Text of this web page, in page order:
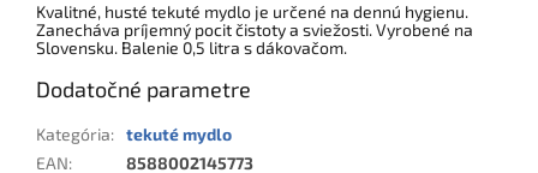
Kvalitné, husté tekuté mydlo je určené na dennú hygienu.
Zanecháva príjemný pocit čistoty a sviežosti. Vyrobené na
Slovensku. Balenie 0,5 litra s dákovačom.
Dodatočné parametre
Kategória: tekuté mydlo
EAN: 8588002145773